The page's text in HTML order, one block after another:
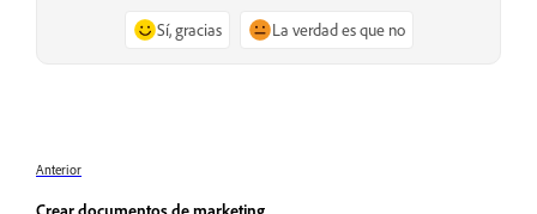
Sí, gracias La verdad es que no
Anterior
Crear documentos de marketing